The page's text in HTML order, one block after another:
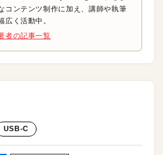
コンテンツ制作に加え、講師や執筆
広く活動中。
者の記事一覧
USB-C